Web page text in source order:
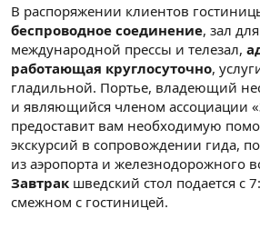
В распоряжении клиентов
беспроводное соединение, зал
международной прессы и телезал,
работающая круглосуточно,
гладильной. Портье, владеющий
и являющийся членом ассоциации
предоставит вам необходимую
экскурсий в сопровождении гида,
из аэропорта и железнодорожного
Завтрак шведский стол подается с
смежном с гостиницей.